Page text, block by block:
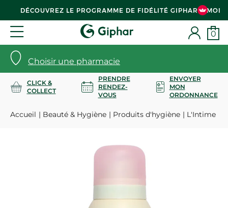
DÉCOUVREZ LE PROGRAMME DE FIDÉLITÉ GIPHAR & MOI
Choisir une pharmacie
0
CLICK &
COLLECT
PRENDRE
RENDEZ-
VOUS
ENVOYER
MON
ORDONNANCE
Accueil Beauté & Hygiène Produits d'hygiène L'Intime